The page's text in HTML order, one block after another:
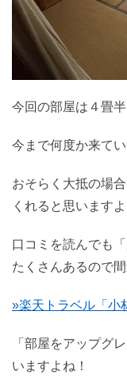
今回の部屋は４畳半
今まで何度か来て
おそらく大抵の場
くれると思いますよ
口コミを読んでも
たくさんあるので間
»楽天トラベル「小
「部屋をアップグ
いますよね！